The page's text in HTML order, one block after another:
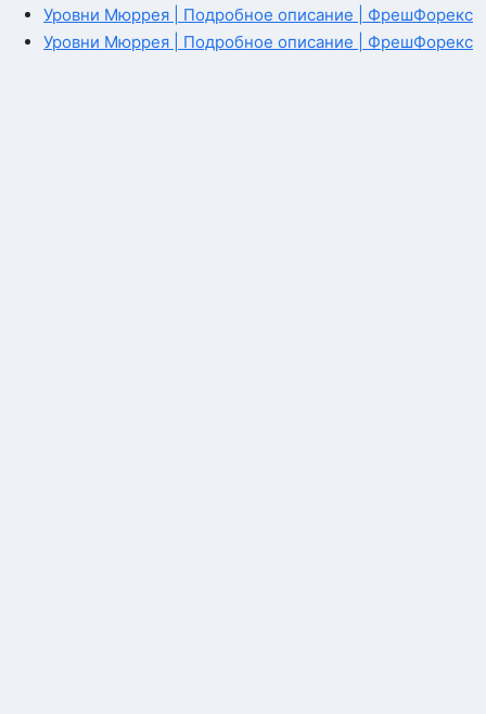
Уровни Мюррея | Подробное описание | ФрешФорекс
Уровни Мюррея | Подробное описание | ФрешФорекс